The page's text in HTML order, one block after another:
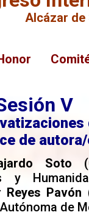
Alcázar de
V
de
Soto
y
Reyes Pavón
de